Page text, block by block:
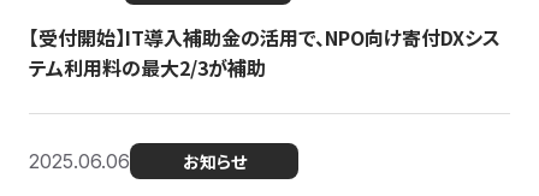
【受付開始】IT導入補助金の活用で、NPO向け寄付DXシス
テム利用料の最大2/3が補助
2025.06.06 お知らせ